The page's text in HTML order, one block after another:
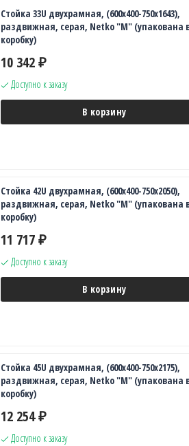
Стойка 33U двухрамная, (600x400-750x1643),
раздвижная, серая, Netko "М" (упакована
коробку)
10 342 ₽
Доступно к заказу
В корзину
Стойка 42U двухрамная, (600x400-750x2050),
раздвижная, серая, Netko "М" (упакована
коробку)
11 717 ₽
Доступно к заказу
В корзину
Стойка 45U двухрамная, (600x400-750x2175),
раздвижная, серая, Netko "М" (упакована
коробку)
12 254 ₽
Доступно к заказу